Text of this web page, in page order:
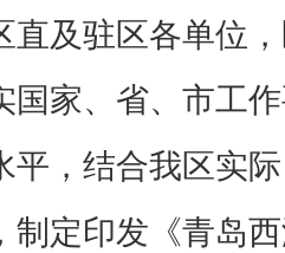
直及驻区各单位
国家、省、市工
平，结合我区实
制定印发《青岛